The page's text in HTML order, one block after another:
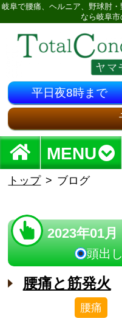
岐阜で腰痛、ヘルニア、野球肘
なら岐阜
平日夜8時まで
MENU
トップ ブログ
2023年01月
頭出
腰痛と筋発火
腰痛